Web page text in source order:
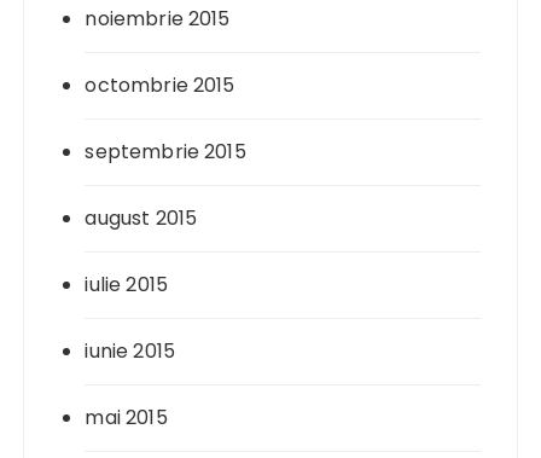
noiembrie 2015
octombrie 2015
septembrie 2015
august 2015
iulie 2015
iunie 2015
mai 2015